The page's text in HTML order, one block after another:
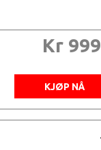
Kr